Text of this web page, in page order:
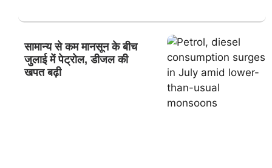
सामान्य से कम मानसून के बीच
जुलाई में पेट्रोल, डीजल की
खपत बढ़ी